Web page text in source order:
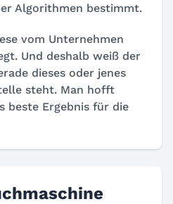
Algorithmen bestimmt.
vom Unternehmen
Und deshalb weiß der
dieses oder jenes
steht. Man hofft
beste Ergebnis für die